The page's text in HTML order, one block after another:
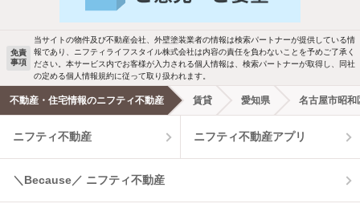
洗濯機置場あり 独立洗面台
エアコンあり 都市ガス
温水洗浄便座 オートロック
コンロ2口以上
免責
事項
当サイトの物件及び不動産会社、外壁塗装業者の情報は検索パートナーが提供している情
報であり、ニフティライフスタイル株式会社は内容の責任を負わないことを予めご了承く
ださい。本サービス内でお客様が入力される個人情報は、検索パートナーが取得し、同社
の定める個人情報規約に従って取り扱われます。
不動産・住宅情報のニフティ不動産 賃貸 愛知県 名古屋市昭和
ニフティ不動産 ニフティ不動産アプリ
＼Because／ ニフティ不動産